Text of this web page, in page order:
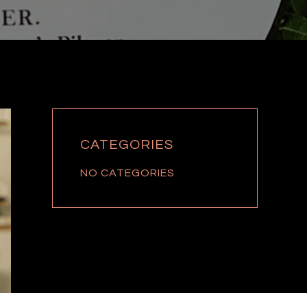
CATEGORIES
NO CATEGORIES